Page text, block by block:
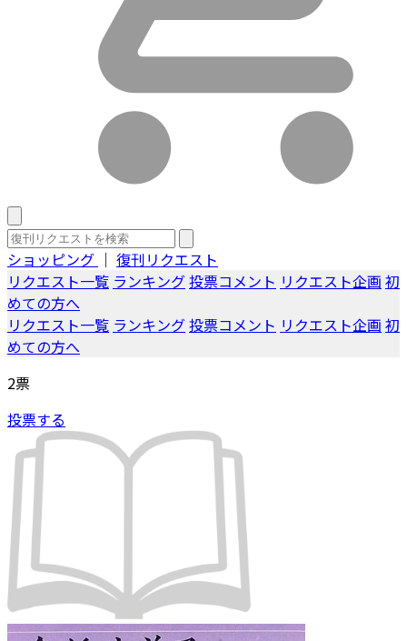
ショッピング ｜ 復刊リクエスト
リクエスト一覧 ランキング投票コメント リクエスト企画 初
めての方へ
リクエスト一覧 ランキング投票コメント リクエスト企画 初
めての方へ
2票
投票する